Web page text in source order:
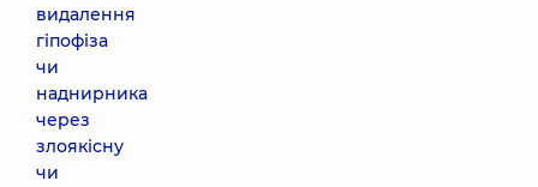
видалення
гіпофіза
чи
наднирника
через
злоякісну
чи